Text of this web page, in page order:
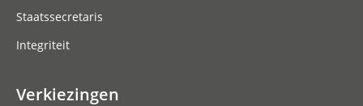
Staatssecretaris
Integriteit
Verkiezingen